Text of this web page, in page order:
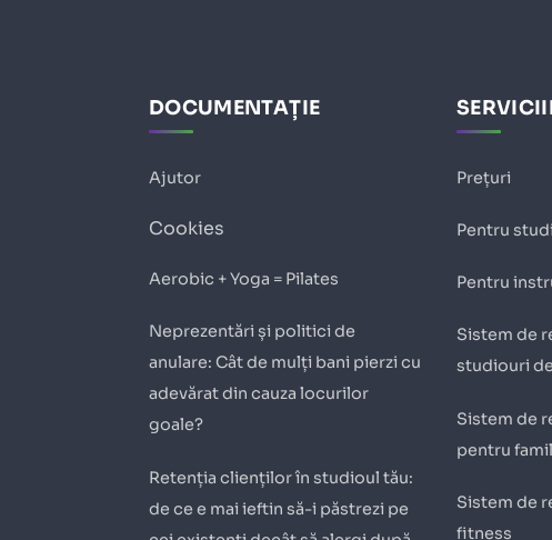
DOCUMENTAȚIE
Ajutor
Cookies
Aerobic + Yoga = Pilates
Neprezentări și politici de
anulare: Cât de mulți bani pierzi cu
adevărat din cauza locurilor
goale?
Retenția clienților în studioul tău:
de ce e mai ieftin să-i păstrezi pe
Prețuri
Pentru
Pentru
Sistem de
studiouri
Sistem de
pentru
Sistem de
fitness